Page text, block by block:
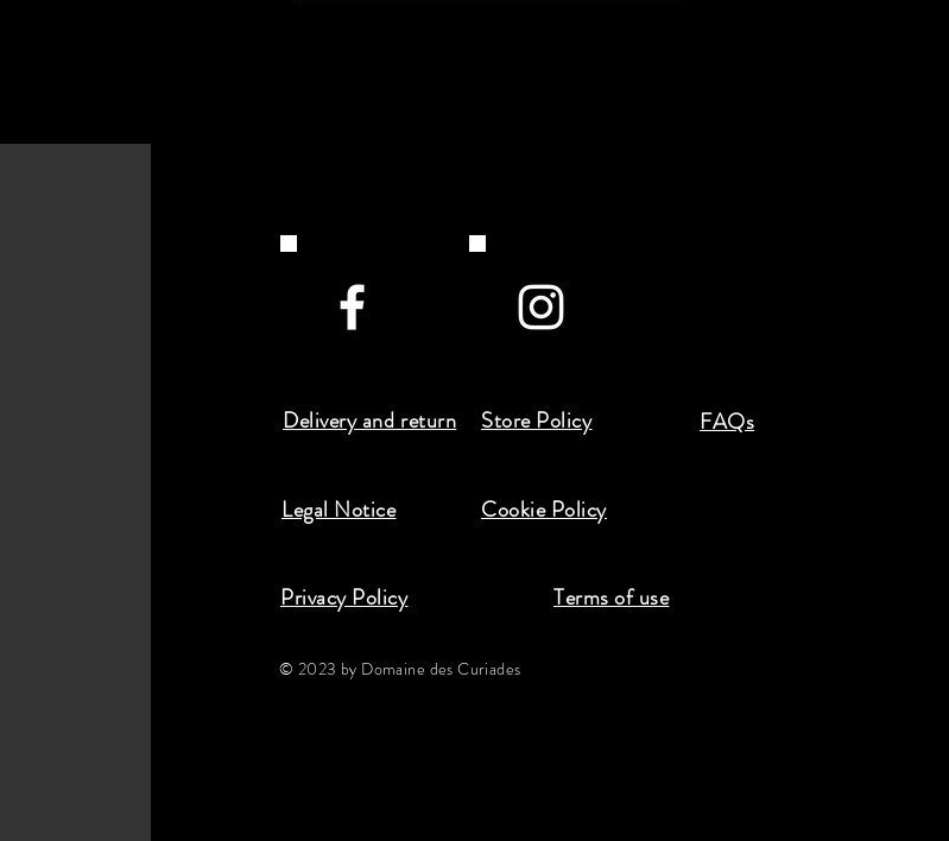
Delivery and return Store Policy FAQs
Legal Notice Cookie Policy
Privacy Policy Terms of use
© 2023 by Domaine des Curiades